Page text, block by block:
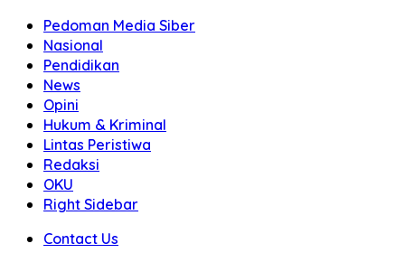
Pedoman Media Siber
Nasional
Pendidikan
News
Opini
Hukum & Kriminal
Lintas Peristiwa
Redaksi
OKU
Right Sidebar
Contact Us